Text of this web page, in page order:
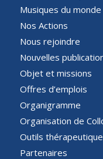
Musiques du monde
Nos Actions
Nous rejoindre
Nouvelles
Objet et missions
Offres d’emplois
Organigramme
Organisation de
Outils
Partenaires